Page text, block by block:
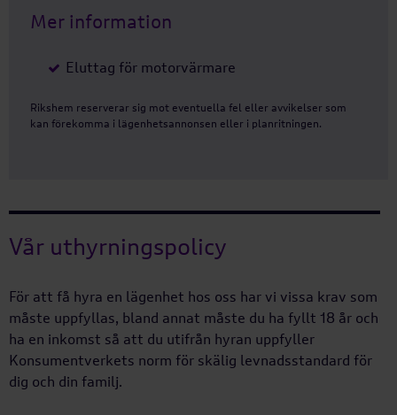
Mer information
Eluttag för motorvärmare
Rikshem reserverar sig mot eventuella fel eller avvikelser som
kan förekomma i lägenhetsannonsen eller i planritningen.
Vår uthyrningspolicy
För att få hyra en lägenhet hos oss har vi vissa krav som
måste uppfyllas, bland annat måste du ha fyllt 18 år och
ha en inkomst så att du utifrån hyran uppfyller
Konsumentverkets norm för skälig levnadsstandard för
dig och din familj.